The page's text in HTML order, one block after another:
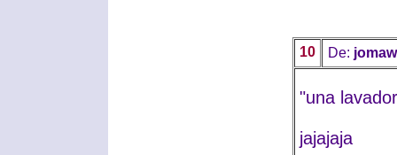
10 De:
"una
jajajaja